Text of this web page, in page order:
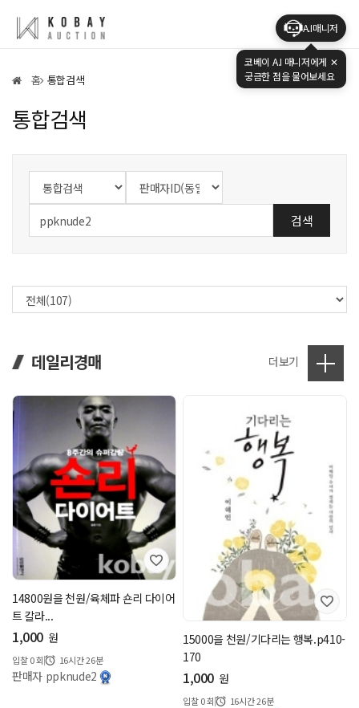
A.I매니저
홈 통합검색
통합검색
검색
데일리경매 더보기
14800원을 천원/육체파 숀리 다이어
트 칼라...
1,000 원
입찰 0회 16시간 26분
판매자 ppknude2
15000을 천원/기다리는 행복.p410-
170
1,000 원
입찰 0회 16시간 26분
코베이 A.I 매니저에게 ✕
궁금한 점을 물어보세요